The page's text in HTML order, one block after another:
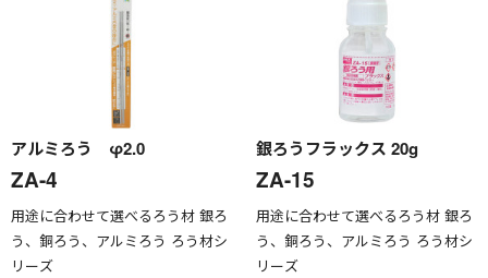
アルミろう φ2.0
ZA-4
用途に合わせて選べるろう材 銀ろ
う、銅ろう、アルミろう ろう材シ
リーズ
銀ろうフラックス 20g
ZA-15
用途に合わせて選べるろう材 銀ろ
う、銅ろう、アルミろう ろう材シ
リーズ